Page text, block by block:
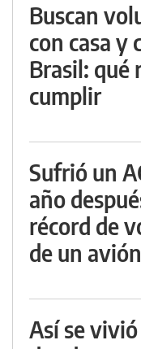
Buscan
con casa y
Brasil: qué
cumplir
Sufrió un
año
récord de
de un avión
Así se